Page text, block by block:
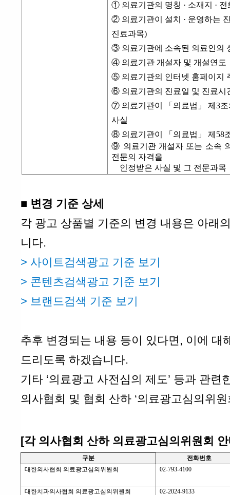
① 의료기관의 명칭 · 소재지 · 전
② 의료기관이 설치
· 운영하는
진료과목)
③ 의료기관에 소속된 의료인의
④ 의료기관 개설자 및 개설연도
⑤ 의료기관의 인터넷 홈페이지
⑥ 의료기관의 진료일 및 진료시
⑦ 의료기관이 「의료법」 제 3조
사실
⑧ 의료기관이 「의료법」 제 58
⑨ 의료기관 개설자 또는 소속
전문의 자격을
인정받은 사실 및 그 전문과목
■ 변경 기준 상세
각 광고 상품별 기준의 변경 내용은 아래
니다.
> 사이트검색광고 기준 보기
> 콘텐츠검색광고 기준 보기
> 브랜드검색 기준 보기
추후 변경되는 내용 등이 있다면, 이에 대
드리도록 하겠습니다.
기타 ‘의료광고 사전심의 제도’ 등과 관
의사협회 및 협회 산하 ‘의료광고심의위
[각 의사협회 산하 의료광고심의위원회
구분
전화번호
대한의사협회 의료광고심의위원회
02-793-4100
대한치과의사협회 의료광고심의위원회 02-2024-9133